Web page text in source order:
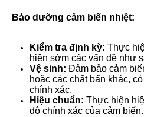
Bảo dưỡng cảm biến nhiệt:
Kiểm tra định kỳ: Thực
hiện sớm các vấn đề như
Vệ sinh: Đảm bảo cảm
hoặc các chất bẩn khác,
chính xác.
Hiệu chuẩn: Thực hiện
độ chính xác của cảm biến.